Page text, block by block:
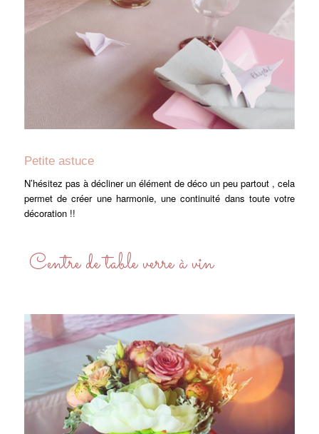
Petite astuce
N’hésitez pas à décliner un élément de déco un peu partout , cela
permet de créer une harmonie, une continuité dans toute votre
décoration !!
Centre de table verre à vin